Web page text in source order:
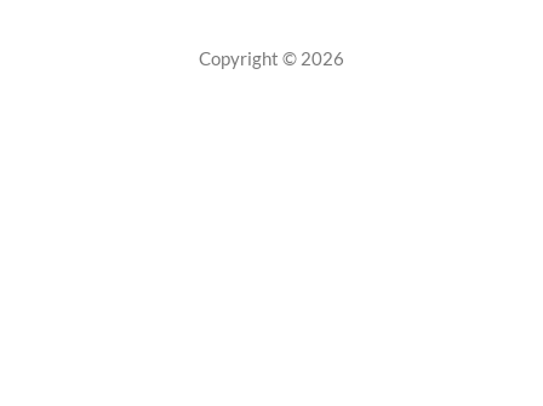
Copyright © 2026